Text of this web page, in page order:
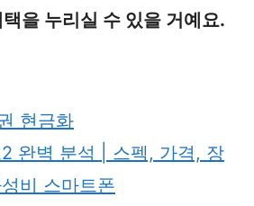
을 누리실 수 있을 거예요.
현금화
완벽 분석 | 스펙, 가격, 장
비 스마트폰